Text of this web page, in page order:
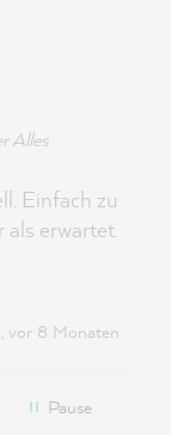
Alles
Einfach zu
als erwartet.
vor 8 Monaten
Pause